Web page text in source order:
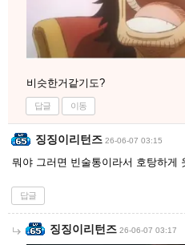
비슷한거같기도?
답글 이동
징징이리턴즈 26-06-07 03:15
뭐야 그러면 빈술통이라서 호탕하게
답글
징징이리턴즈 26-06-07 03:17